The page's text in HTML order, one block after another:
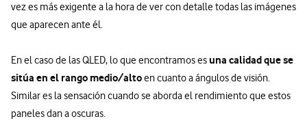
vez es más exigente a la hora de ver con detalle todas las imágenes
que aparecen ante él.
En el caso de las QLED, lo que encontramos es una calidad que se
sitúa en el rango medio/altoen cuanto a ángulos de visión.
Similar es la sensación cuando se aborda el rendimiento que estos
paneles dan a oscuras.